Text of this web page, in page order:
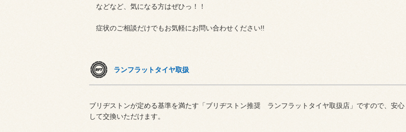
などなど、気になる方はぜひっ！！
症状のご相談だけでもお気軽にお問い合わせください!!
ランフラットタイヤ取扱
ブリヂストンが定める基準を満たす「ブリヂストン推奨 ランフラットタイヤ取扱店」ですので、安心
して交換いただけます。